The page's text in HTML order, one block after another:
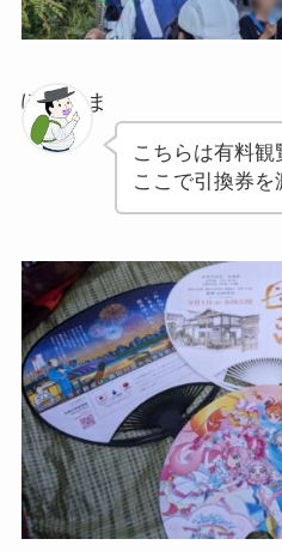
ぽちゃま
こちらは有料観
ここで引換券を